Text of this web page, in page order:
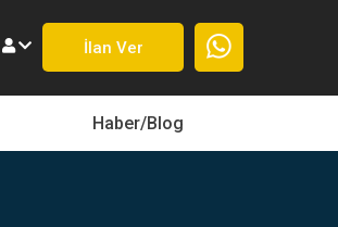
İlan Ver
Haber/Blog